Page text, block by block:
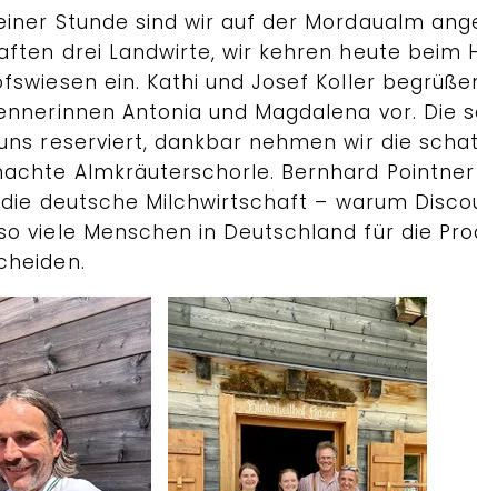
Stunde sind wir auf der Mordaualm
drei Landwirte, wir kehren heute beim
ein. Kathi und Josef Koller
Antonia und Magdalena vor. Die
reserviert, dankbar nehmen wir die
Almkräuterschorle. Bernhard
die deutsche Milchwirtschaft – warum
viele Menschen in Deutschland für die